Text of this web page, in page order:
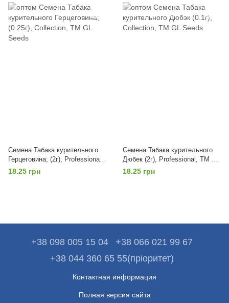
Семена Табака курительного
Герцеговина; (2г), Professional,
TM GL Seeds
18.25 грн
Семена Табака курительного
Дюбек (2г), Professional, TM GL
Seeds
18.25 грн
+38 098 005 15 04
+38 066 021 99 67
+38 044 360 65 55(пріоритет)
Контактная информация
Полная версия сайта